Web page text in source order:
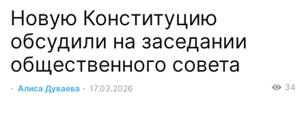
Новую Конституцию
обсудили на заседании
общественного совета
- Алиса Дуваева - 17.03.2026 34